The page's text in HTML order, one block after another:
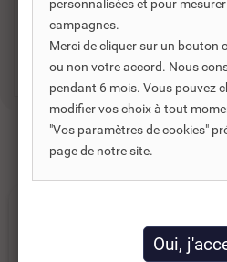
Disponibilités :6/8 JOURS
104,29 €
En savoir plus
personnalisées et pour
campagnes.
Merci de cliquer sur un bouton
ou non votre accord. Nous
pendant 6 mois. Vous pouvez
modifier vos choix à tout
"Vos paramètres de cookies"
page de notre site.